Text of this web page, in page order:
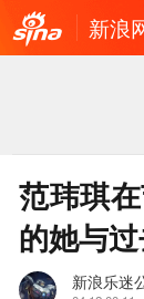
新浪
范玮琪
的她与
新浪乐迷